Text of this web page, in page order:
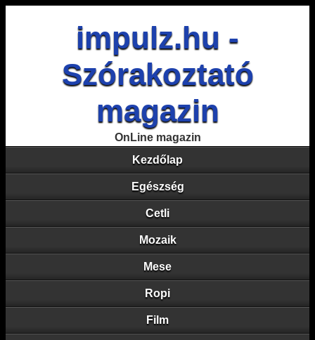
impulz.hu -
Szórakoztató
magazin
OnLine magazin
Kezdőlap
Egészség
Cetli
Mozaik
Mese
Ropi
Film